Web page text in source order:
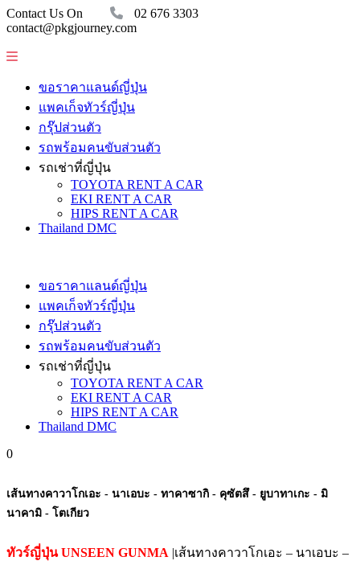
Contact Us On
02 676 3303
contact@pkgjourney.com
ขอราคาแลนด์ญี่ปุ่น
แพคเก็จทัวร์ญี่ปุ่น
กรุ๊ปส่วนตัว
รถพร้อมคนขับส่วนตัว
รถเช่าที่ญี่ปุ่น
TOYOTA RENT A CAR
EKI RENT A CAR
HIPS RENT A CAR
Thailand DMC
ขอราคาแลนด์ญี่ปุ่น
แพคเก็จทัวร์ญี่ปุ่น
กรุ๊ปส่วนตัว
รถพร้อมคนขับส่วนตัว
รถเช่าที่ญี่ปุ่น
TOYOTA RENT A CAR
EKI RENT A CAR
HIPS RENT A CAR
Thailand DMC
0
เส้นทางคาวาโกเอะ - นาเอบะ - ทาคาซากิ - คุซัตสึ - ยูบาทาเกะ - มิ
นาคามิ - โตเกียว
ทัวร์ญี่ปุ่น UNSEEN GUNMA |เส้นทางคาวาโกเอะ – นาเอบะ –